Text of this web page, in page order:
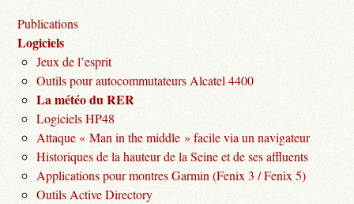
Publications
Logiciels
Jeux de l’esprit
Outils pour autocommutateurs Alcatel 4400
La météo du RER
Logiciels HP48
Attaque « Man in the middle » facile via un navigateur
Historiques de la hauteur de la Seine et de ses affluents
Applications pour montres Garmin (Fenix 3 / Fenix 5)
Outils Active Directory